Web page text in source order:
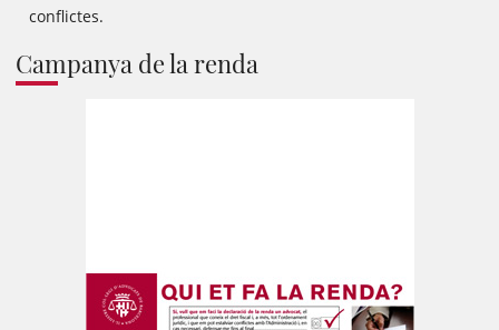
conflictes.
Campanya de la renda